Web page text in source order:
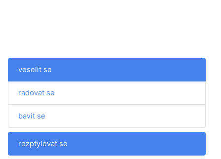
veselit se
radovat se
bavit se
rozptylovat se